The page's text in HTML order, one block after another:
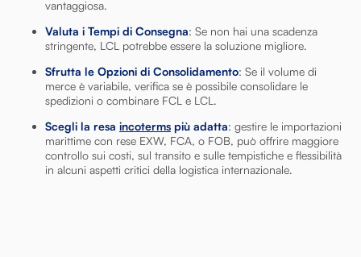
vantaggiosa.
Valuta i Tempi di Consegna: Se non hai una scadenza
stringente, LCL potrebbe essere la soluzione migliore.
Sfrutta le Opzioni di Consolidamento: Se il volume di
merce è variabile, verifica se è possibile consolidare le
spedizioni o combinare FCL e LCL.
Scegli la resa incoterms più adatta: gestire le importazioni
marittime con rese EXW, FCA, o FOB, può offrire maggiore
controllo sui costi, sul transito e sulle tempistiche e flessibilità
in alcuni aspetti critici della logistica internazionale.